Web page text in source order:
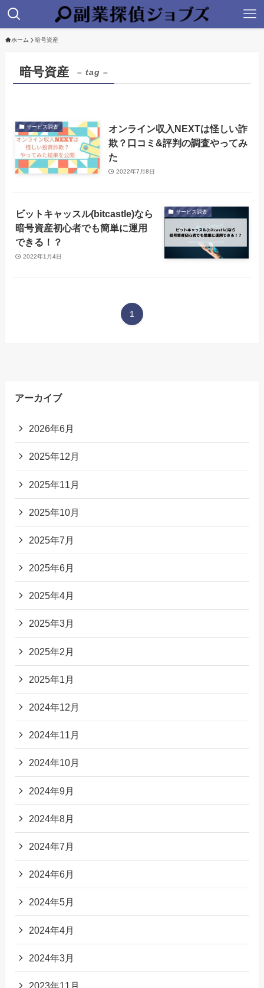
ホーム 暗号資産
暗号資産 – tag –
サービス調査
オンライン収入NEXTは怪しい詐
欺？口コミ&評判の調査やってみ
た
2022年7月8日
サービス調査
ビットキャッスル(bitcastle)なら
暗号資産初心者でも簡単に運用
できる！？
2022年1月4日
1
アーカイブ
2026年6月
2025年12月
2025年11月
2025年10月
2025年7月
2025年6月
2025年4月
2025年3月
2025年2月
2025年1月
2024年12月
2024年11月
2024年10月
2024年9月
2024年8月
2024年7月
2024年6月
2024年5月
2024年4月
2024年3月
2023年11月